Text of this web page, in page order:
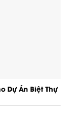
Dự Án Biệt Thự